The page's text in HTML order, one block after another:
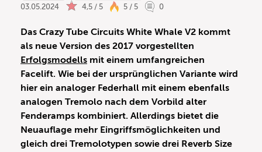
03.05.2024 4,5 / 5 5 / 5 0
Das Crazy Tube Circuits White Whale V2 kommt
als neue Version des 2017 vorgestellten
Erfolgsmodells mit einem umfangreichen
Facelift. Wie bei der ursprünglichen Variante wird
hier ein analoger Federhall mit einem ebenfalls
analogen Tremolo nach dem Vorbild alter
Fenderamps kombiniert. Allerdings bietet die
Neuauflage mehr Eingriffsmöglichkeiten und
gleich drei Tremolotypen sowie drei Reverb Size